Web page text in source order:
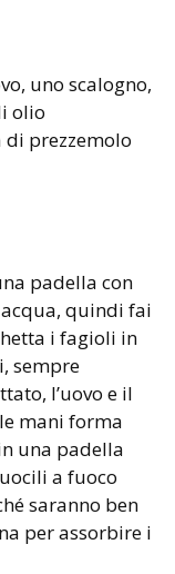
olio
di prezzemolo
padella con
quindi fai
i fagioli in
sempre
l’uovo e il
mani forma
una padella
a fuoco
saranno ben
per assorbire i